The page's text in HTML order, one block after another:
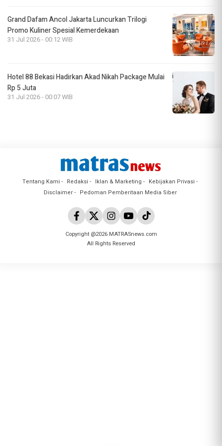
Grand Dafam Ancol Jakarta Luncurkan Trilogi
Promo Kuliner Spesial Kemerdekaan
31 Jul 2026 - 00:12 WIB
Hotel 88 Bekasi Hadirkan Akad Nikah Package Mulai
Rp 5 Juta
31 Jul 2026 - 00:07 WIB
Tentang Kami Redaksi Iklan & Marketing
Kebijakan Privasi
Disclaimer
Pedoman Pemberitaan Media Siber
Copyright @2026 MATRASnews.com
All Rights Reserved